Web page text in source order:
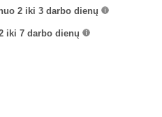
2 iki 3 darbo dienų
iki 7 darbo dienų